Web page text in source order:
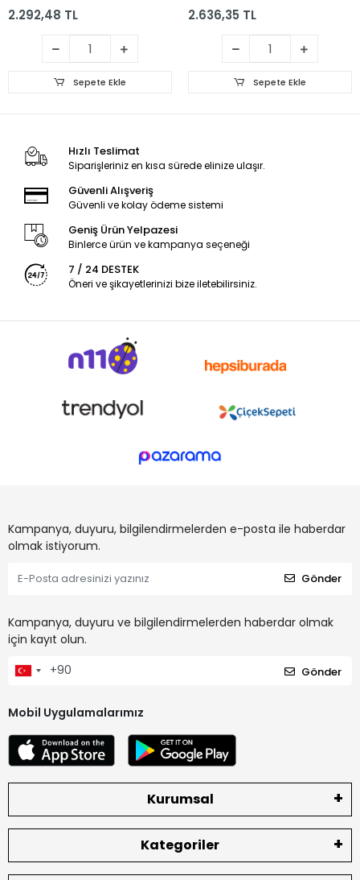
2.292,48 TL
Sepete Ekle
2.636,35 TL
Sepete Ekle
Hızlı Teslimat
Siparişleriniz en kısa sürede elinize ulaşır.
Güvenli Alışveriş
Güvenli ve kolay ödeme sistemi
Geniş Ürün Yelpazesi
Binlerce ürün ve kampanya seçeneği
7 / 24 DESTEK
Öneri ve şikayetlerinizi bize iletebilirsiniz.
Kampanya, duyuru, bilgilendirmelerden e-posta ile haberdar
olmak istiyorum.
Gönder
Kampanya, duyuru ve bilgilendirmelerden haberdar olmak
için kayıt olun.
Gönder
Mobil Uygulamalarımız
Kurumsal
Kategoriler